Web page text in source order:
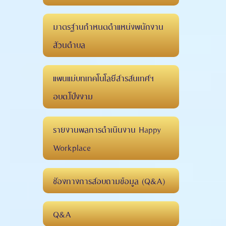
มาตรฐานกำหนดตำแหน่งพนักงาน
ส่วนตำบล
แผนแม่บทเทคโนโลยีสารสนเทศฯ
อบต.โป่งงาม
รายงานผลการดำเนินงาน Happy
Workplace
ช่องทางการสอบถามข้อมูล (Q&A)
Q&A